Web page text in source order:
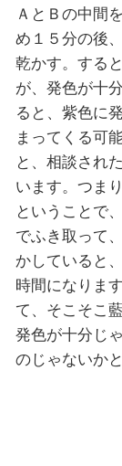
ＡとＢの中間
め１５分の後
乾かす。する
が、発色が十
ると、紫色に
まってくる可
と、相談され
います。つま
ということで
でふき取って
かしていると
時間になりま
て、そこそこ
発色が十分じ
のじゃないか